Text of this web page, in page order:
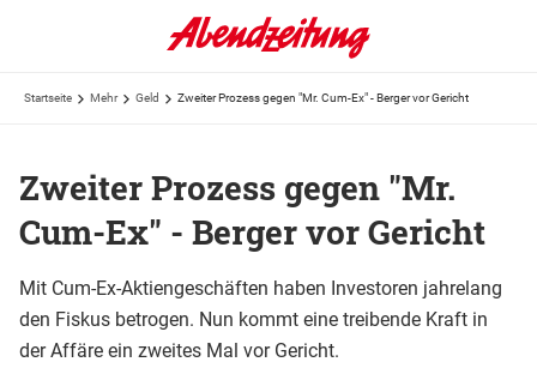
Startseite Mehr Geld Zweiter Prozess gegen "Mr. Cum-Ex" - Berger vor Gericht
Zweiter Prozess gegen "Mr.
Cum-Ex" - Berger vor Gericht
Mit Cum-Ex-Aktiengeschäften haben Investoren jahrelang
den Fiskus betrogen. Nun kommt eine treibende Kraft in
der Affäre ein zweites Mal vor Gericht.